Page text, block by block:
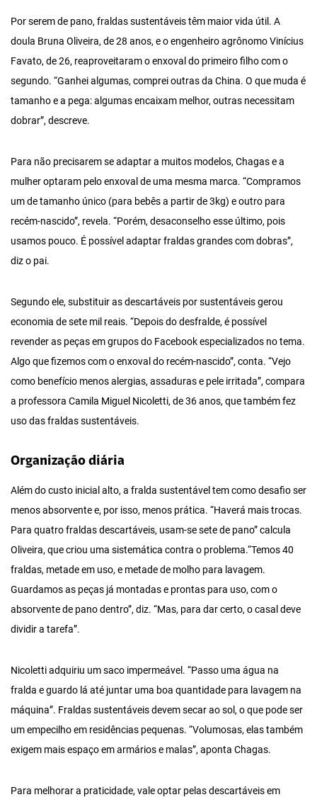
Por serem de pano, fraldas sustentáveis têm maior vida útil. A
doula Bruna Oliveira, de 28 anos, e o engenheiro agrônomo Vinícius
Favato, de 26, reaproveitaram o enxoval do primeiro filho com o
segundo. “Ganhei algumas, comprei outras da China. O que muda é
tamanho e a pega: algumas encaixam melhor, outras necessitam
dobrar”, descreve.
Para não precisarem se adaptar a muitos modelos, Chagas e a
mulher optaram pelo enxoval de uma mesma marca. “Compramos
um de tamanho único (para bebês a partir de 3kg) e outro para
recém-nascido”, revela. “Porém, desaconselho esse último, pois
usamos pouco. É possível adaptar fraldas grandes com dobras”,
diz o pai.
Segundo ele, substituir as descartáveis por sustentáveis gerou
economia de sete mil reais. “Depois do desfralde, é possível
revender as peças em grupos do Facebook especializados no tema.
Algo que fizemos com o enxoval do recém-nascido”, conta. “Vejo
como benefício menos alergias, assaduras e pele irritada”, compara
a professora Camila Miguel Nicoletti, de 36 anos, que também fez
uso das fraldas sustentáveis.
Organização diária
Além do custo inicial alto, a fralda sustentável tem como desafio ser
menos absorvente e, por isso, menos prática. “Haverá mais trocas.
Para quatro fraldas descartáveis, usam-se sete de pano” calcula
Oliveira, que criou uma sistemática contra o problema.“Temos 40
fraldas, metade em uso, e metade de molho para lavagem.
Guardamos as peças já montadas e prontas para uso, com o
absorvente de pano dentro”, diz. “Mas, para dar certo, o casal deve
dividir a tarefa”.
Nicoletti adquiriu um saco impermeável. “Passo uma água na
fralda e guardo lá até juntar uma boa quantidade para lavagem na
máquina”. Fraldas sustentáveis devem secar ao sol, o que pode ser
um empecilho em residências pequenas. “Volumosas, elas também
exigem mais espaço em armários e malas”, aponta Chagas.
Para melhorar a praticidade, vale optar pelas descartáveis em